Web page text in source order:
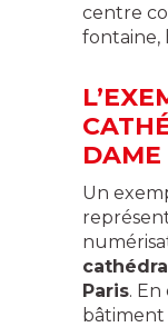
centre
fontaine,
DAME
Un
Paris. En
bâtiment